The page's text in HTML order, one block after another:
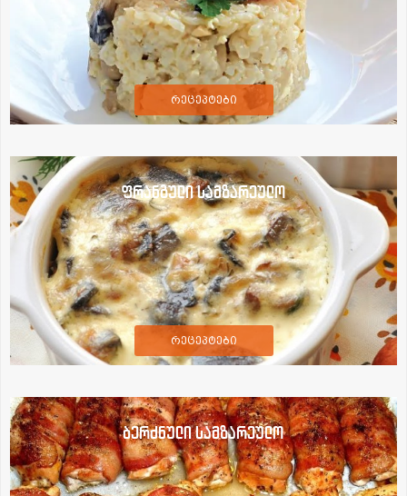
რეცეპტები
ფრანგული სამზარეულო
რეცეპტები
ბერძნული სამზარეულო